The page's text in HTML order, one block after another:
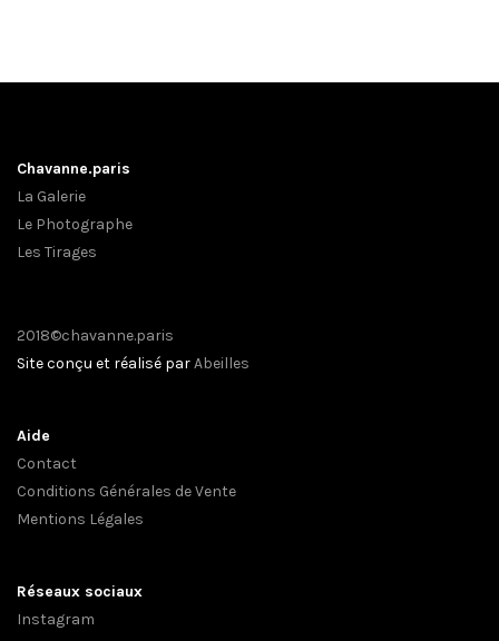
Chavanne.paris
La Galerie
Le Photographe
Les Tirages
2018©chavanne.paris
Site conçu et réalisé parAbeilles
Aide
Contact
Conditions Générales de Vente
Mentions Légales
Réseaux sociaux
Instagram